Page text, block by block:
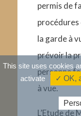
permis de
la garde à
prévoir la
personne
à vue.
L’Etude de
This site uses cookies
activate
✓ OK,